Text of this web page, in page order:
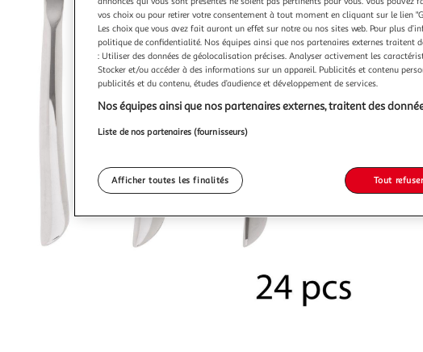
vos choix ou pour retirer votre consentement à tout moment en cliquant sur le lien
Les choix que vous avez fait auront un effet sur notre ou nos sites web. Pour plus
politique de confidentialité. Nos équipes ainsi que nos partenaires externes traitent
: Utiliser des données de géolocalisation précises. Analyser activement les
Stocker et/ou accéder à des informations sur un appareil. Publicités et contenu
publicités et du contenu, études d’audience et développement de services.
Nos équipes ainsi que nos partenaires externes, traitent des
Liste de nos partenaires (fournisseurs)
Afficher toutes les finalités Tout refuser